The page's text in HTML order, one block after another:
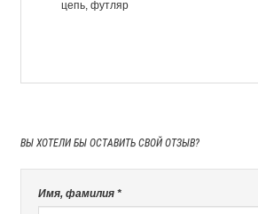
цепь, футляр
ВЫ ХОТЕЛИ БЫ ОСТАВИТЬ СВОЙ ОТЗЫВ?
Имя, фамилия *